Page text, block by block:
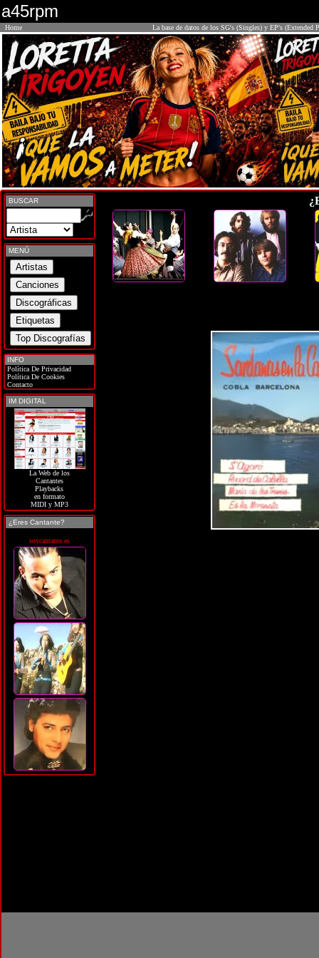
a45rpm
Home La base de datos de los SG's (Singles) y EP's (Extended
BUSCAR
MENÚ
INFO
Política De Privacidad
Política De Cookies
Contacto
IM DIGITAL
La Web de los
Cantantes
Playbacks
en formato
MIDI y MP3
¿Eres Cantante?
soycantante.es